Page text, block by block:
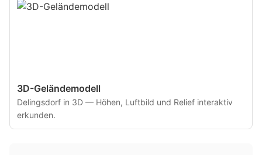
3D-Geländemodell
Delingsdorf in 3D — Höhen, Luftbild und Relief interaktiv
erkunden.